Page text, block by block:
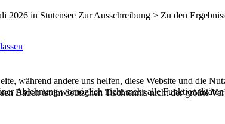
2026 in Stutensee Zur Ausschreibung > Zu den
Baden ist im deutschen Tischtennis nicht der größte
während andere uns helfen, diese Website und die
Ablehnung womöglich nicht mehr alle